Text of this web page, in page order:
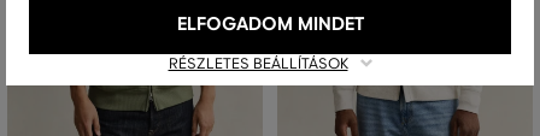
RÉSZLETES BEÁLLÍTÁSOK
ELFOGADOM MINDET